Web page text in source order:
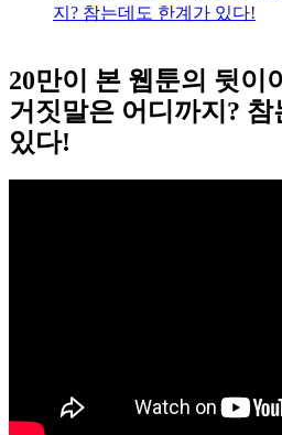
지? 참는데도 한계가 있다!
20만이 본 웹툰의 뒷이
거짓말은 어디까지?
있다!